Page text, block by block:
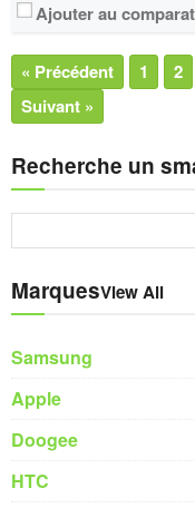
Ajouter au
« Précédent 1 2
Suivant »
Recherche un
MarquesView All
Samsung
Apple
Doogee
HTC